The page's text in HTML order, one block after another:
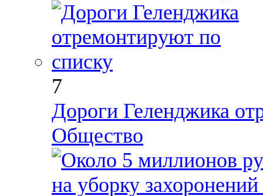
7
Дороги Геленджика
Общество